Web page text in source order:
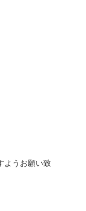
ようお願い致